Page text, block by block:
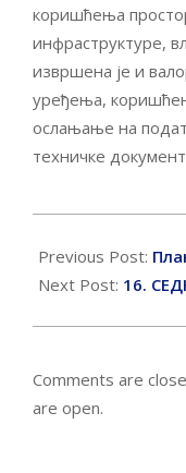
коришћења
инфраструктуре,
извршена је и
уређења,
ослањање на
техничке
06-
03
Previous Post:
Next Post: 16.
Comments are
are open.